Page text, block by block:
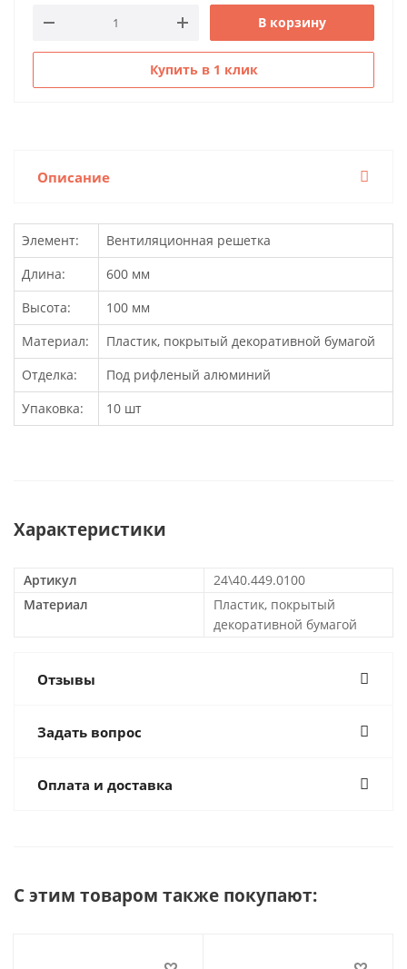
В корзину
Купить в 1 клик
Описание
Элемент:
Вентиляционная решетка
Длина:
600 мм
Высота:
100 мм
Материал:
Пластик, покрытый декоративной бумагой
Отделка:
Под рифленый алюминий
Упаковка:
10 шт
Характеристики
Артикул
24\40.449.0100
Материал
Пластик, покрытый
декоративной бумагой
Отзывы
Задать вопрос
Оплата и доставка
С этим товаром также покупают: